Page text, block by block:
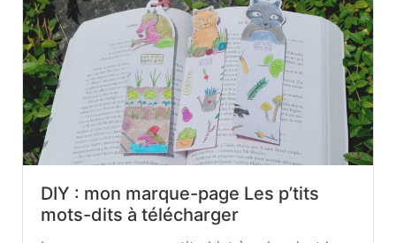
DIY : mon marque-page Les p’tits
mots-dits à télécharger